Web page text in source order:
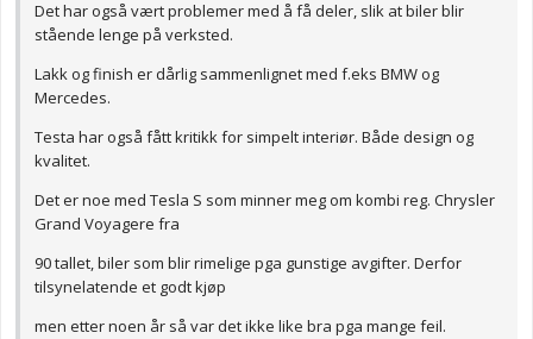
Det har også vært problemer med å få deler, slik at biler blir
stående lenge på verksted.
Lakk og finish er dårlig sammenlignet med f.eks BMW og
Mercedes.
Testa har også fått kritikk for simpelt interiør. Både design og
kvalitet.
Det er noe med Tesla S som minner meg om kombi reg. Chrysler
Grand Voyagere fra
90 tallet, biler som blir rimelige pga gunstige avgifter. Derfor
tilsynelatende et godt kjøp
men etter noen år så var det ikke like bra pga mange feil.